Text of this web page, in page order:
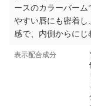
ースのカラーバー
やすい唇にも密着
感で、内側からにじ
表示配合成分